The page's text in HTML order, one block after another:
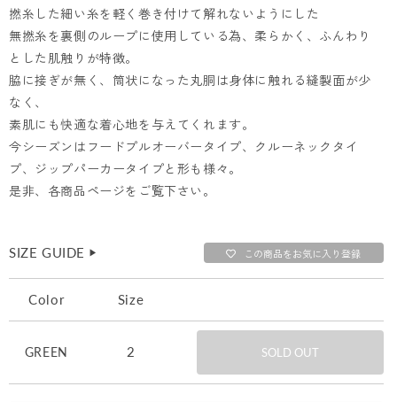
撚糸した細い糸を軽く巻き付けて解れないようにした
無撚糸を裏側のループに使用している為、柔らかく、ふんわり
とした肌触りが特徴。
脇に接ぎが無く、筒状になった丸胴は身体に触れる縫製面が少
なく、
素肌にも快適な着心地を与えてくれます。
今シーズンはフードプルオーバータイプ、クルーネックタイ
プ、ジップパーカータイプと形も様々。
是非、各商品ページをご覧下さい。
SIZE GUIDE ▶︎ この商品をお気に入り登録
Color Size
GREEN 2 SOLD OUT